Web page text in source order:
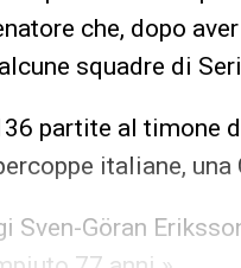
che, dopo
squadre di
partite al timone
italiane, una
Sven-Göran